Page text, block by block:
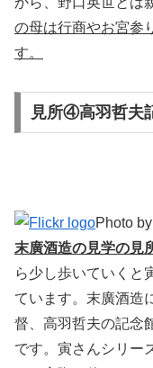
の母は行商やお宮参
す。
見所④高羽哲夫
Photo by
末廣酒造の見学の見
ら少し歩いていくと
ています。末廣酒造
督、高羽哲夫の記念
です。寅さんシリー